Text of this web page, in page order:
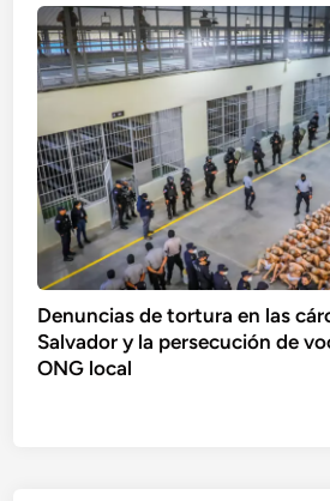
Denuncias de tortura en las
Salvador y la persecución de
ONG local